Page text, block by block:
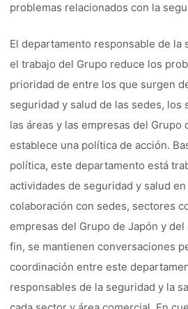
problemas relacionados con la
El departamento responsable de la
el trabajo del Grupo reduce los
prioridad de entre los que surgen
seguridad y salud de las sedes, los
las áreas y las empresas del Grupo
establece una política de acción.
política, este departamento está
actividades de seguridad y salud
colaboración con sedes, sectores
empresas del Grupo de Japón y
fin, se mantienen conversaciones
coordinación entre este
responsables de la seguridad y la